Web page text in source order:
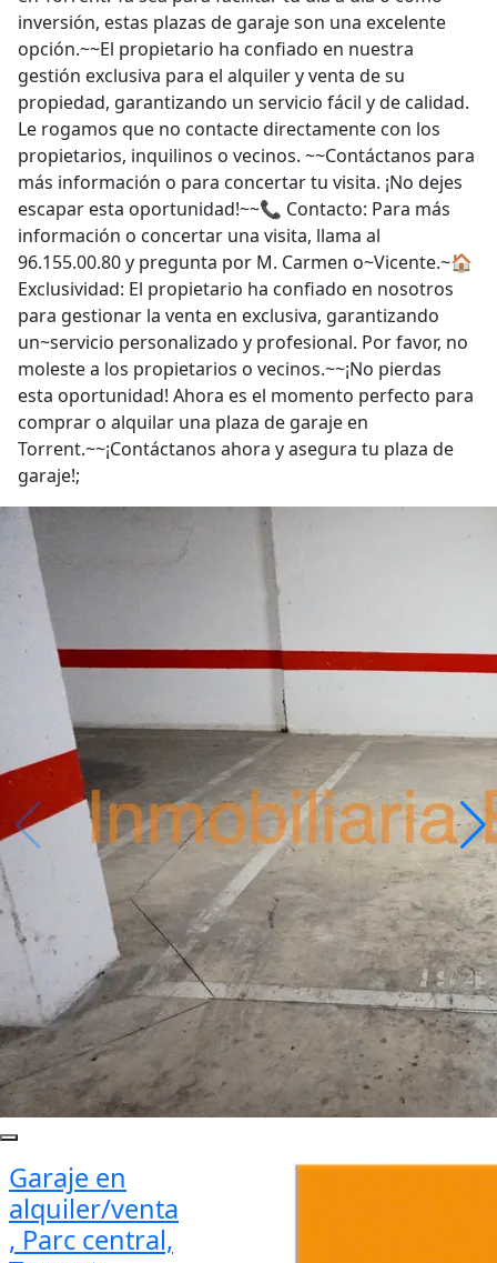
opción.~~El propietario ha confiado en nuestra
gestión exclusiva para el alquiler y venta de su
propiedad, garantizando un servicio fácil y de calidad.
Le rogamos que no contacte directamente con los
propietarios, inquilinos o vecinos. ~~Contáctanos para
más información o para concertar tu visita. ¡No dejes
escapar esta oportunidad!~~📞 Contacto: Para más
información o concertar una visita, llama al
96.155.00.80 y pregunta por M. Carmen o~Vicente.~🏠
Exclusividad: El propietario ha confiado en nosotros
para gestionar la venta en exclusiva, garantizando
un~servicio personalizado y profesional. Por favor, no
moleste a los propietarios o vecinos.~~¡No pierdas
esta oportunidad! Ahora es el momento perfecto para
comprar o alquilar una plaza de garaje en
Torrent.~~¡Contáctanos ahora y asegura tu plaza de
garaje!;
Garaje en
alquiler/venta
, Parc central,
Torrent